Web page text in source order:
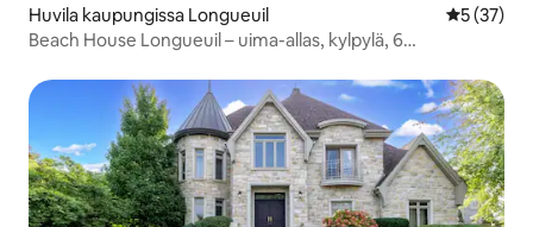
Huvila kaupungissa Longueuil
5 (37)
Beach House Longueuil – uima-allas, kylpylä, 6